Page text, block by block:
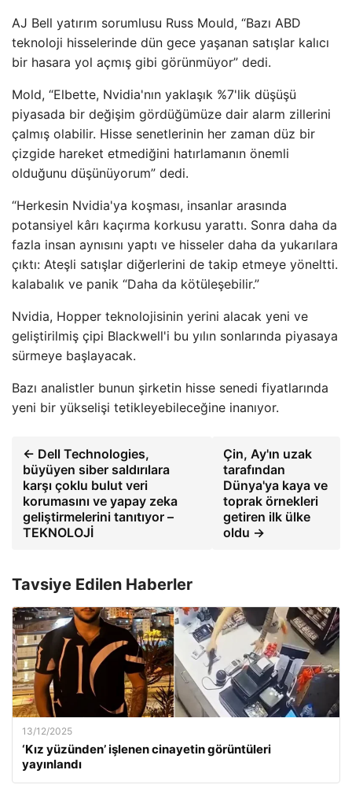
AJ Bell yatırım sorumlusu Russ Mould, “Bazı ABD
teknoloji hisselerinde dün gece yaşanan satışlar kalıcı
bir hasara yol açmış gibi görünmüyor” dedi.
Mold, “Elbette, Nvidia'nın yaklaşık %7'lik düşüşü
piyasada bir değişim gördüğümüze dair alarm zillerini
çalmış olabilir. Hisse senetlerinin her zaman düz bir
çizgide hareket etmediğini hatırlamanın önemli
olduğunu düşünüyorum” dedi.
“Herkesin Nvidia'ya koşması, insanlar arasında
potansiyel kârı kaçırma korkusu yarattı. Sonra daha da
fazla insan aynısını yaptı ve hisseler daha da yukarılara
çıktı: Ateşli satışlar diğerlerini de takip etmeye yöneltti.
kalabalık ve panik “Daha da kötüleşebilir.”
Nvidia, Hopper teknolojisinin yerini alacak yeni ve
geliştirilmiş çipi Blackwell'i bu yılın sonlarında piyasaya
sürmeye başlayacak.
Bazı analistler bunun şirketin hisse senedi fiyatlarında
yeni bir yükselişi tetikleyebileceğine inanıyor.
← Dell Technologies,
büyüyen siber saldırılara
karşı çoklu bulut veri
korumasını ve yapay zeka
geliştirmelerini tanıtıyor –
TEKNOLOJİ
Çin, Ay'ın uzak
tarafından
Dünya'ya kaya ve
toprak örnekleri
getiren ilk ülke
oldu →
Tavsiye Edilen Haberler
13/12/2025
‘Kız yüzünden’ işlenen cinayetin görüntüleri
yayınlandı